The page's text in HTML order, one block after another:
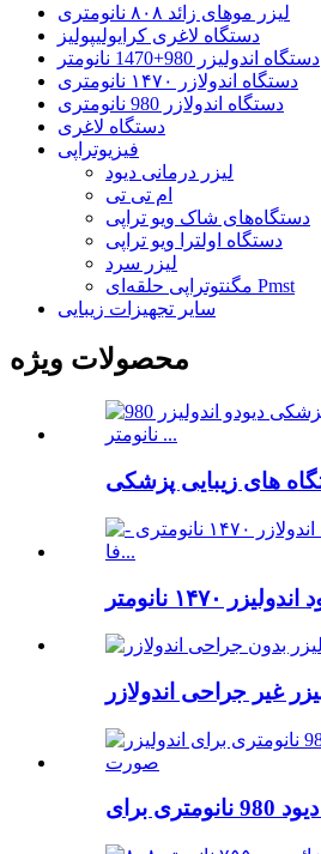
لیزر موهای زائد ۸۰۸ نانومتری
دستگاه لاغری کرایولیپولیز
دستگاه اندولیزر 980+1470 نانومتر
دستگاه اندولازر ۱۴۷۰ نانومتری
دستگاه اندولازر 980 نانومتری
دستگاه لاغری
فیزیوتراپی
لیزر درمانی دیود
ام تی تی
دستگاه‌های شاک ویو تراپی
دستگاه اولترا ویو تراپی
لیزر سرد
مگنتوتراپی حلقه‌ای Pmst
سایر تجهیزات زیبایی
محصولات ویژه